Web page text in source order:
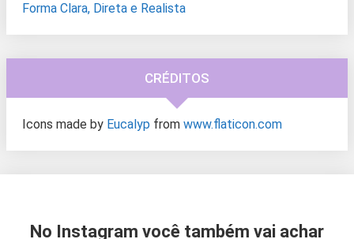
Forma Clara, Direta e Realista
CRÉDITOS
Icons made by Eucalyp from www.flaticon.com
No Instagram você também vai achar